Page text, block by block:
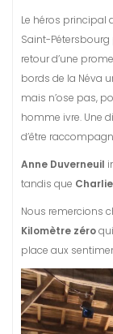
Le héros principal
Saint-
retour d’une
bords de la Néva
mais n’ose pas,
homme ivre. Une
d’être
Anne Duverneuil
tandis que
Nous remercions
Kilomètre zéro
place aux